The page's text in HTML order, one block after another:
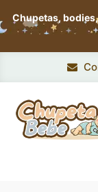
Chupetas,